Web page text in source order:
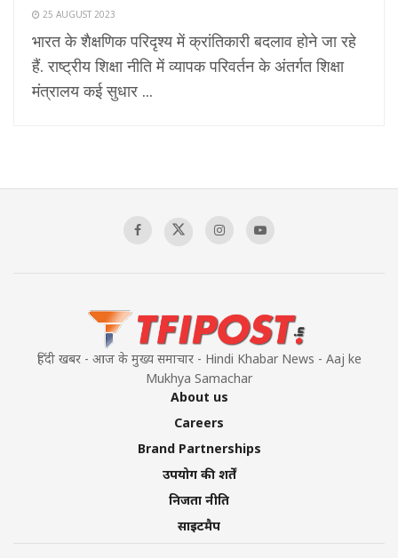
25 AUGUST 2023
भारत के शैक्षणिक परिदृश्य में क्रांतिकारी बदलाव होने जा रहे
हैं. राष्ट्रीय शिक्षा नीति में व्यापक परिवर्तन के अंतर्गत शिक्षा
मंत्रालय कई सुधार ...
हिंदी खबर - आज के मुख्य समाचार - Hindi Khabar News - Aaj ke
Mukhya Samachar
About us
Careers
Brand Partnerships
उपयोग की शर्तें
निजता नीति
साइटमैप